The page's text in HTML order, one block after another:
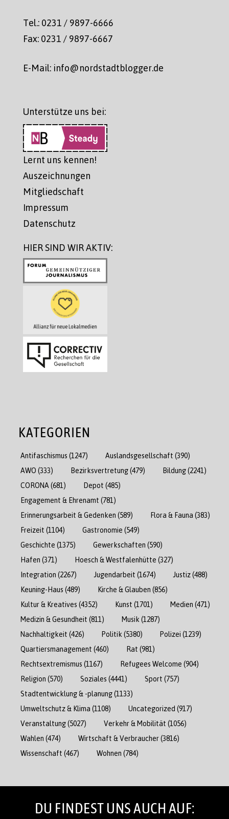
Tel.: 0231 / 9897-6666
Fax: 0231 / 9897-6667
E-Mail: info@nordstadtblogger.de
Unterstütze uns bei:
Lernt uns kennen!
Auszeichnungen
Mitgliedschaft
Impressum
Datenschutz
HIER SIND WIR AKTIV:
KATEGORIEN
Antifaschismus (1247) Auslandsgesellschaft (390)
AWO (333) Bezirksvertretung(479) Bildung(2241)
CORONA (681) Depot (485)
Engagement & Ehrenamt (781)
Erinnerungsarbeit & Gedenken (589) Flora & Fauna (383)
Freizeit (1104) Gastronomie (549)
Geschichte (1375) Gewerkschaften (590)
Hafen (371) Hoesch & Westfalenhütte (327)
Integration (2267) Jugendarbeit (1674) Justiz(488)
Keuning-Haus (489) Kirche & Glauben (856)
Kultur & Kreatives (4352) Kunst (1701) Medien (471)
Medizin & Gesundheit (811) Musik (1287)
Nachhaltigkeit (426) Politik (5380) Polizei (1239)
Quartiersmanagement (460) Rat (981)
Rechtsextremismus (1167) Refugees Welcome (904)
Religion (570) Soziales (4441) Sport (757)
Stadtentwicklung & -planung(1133)
Umweltschutz & Klima (1108) Uncategorized (917)
Veranstaltung(5027) Verkehr & Mobilität (1056)
Wahlen (474) Wirtschaft & Verbraucher(3816)
Wissenschaft (467) Wohnen (784)
DU FINDEST UNS AUCH AUF: